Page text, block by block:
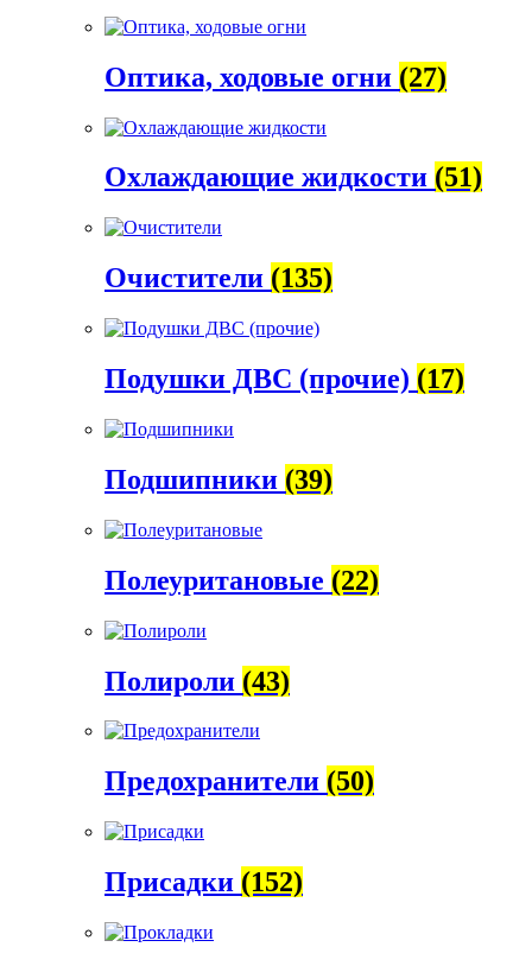
Оптика, ходовые огни (27)
Охлаждающие жидкости (51)
Очистители (135)
Подушки ДВС (прочие) (17)
Подшипники (39)
Полеуритановые (22)
Полироли (43)
Предохранители (50)
Присадки (152)